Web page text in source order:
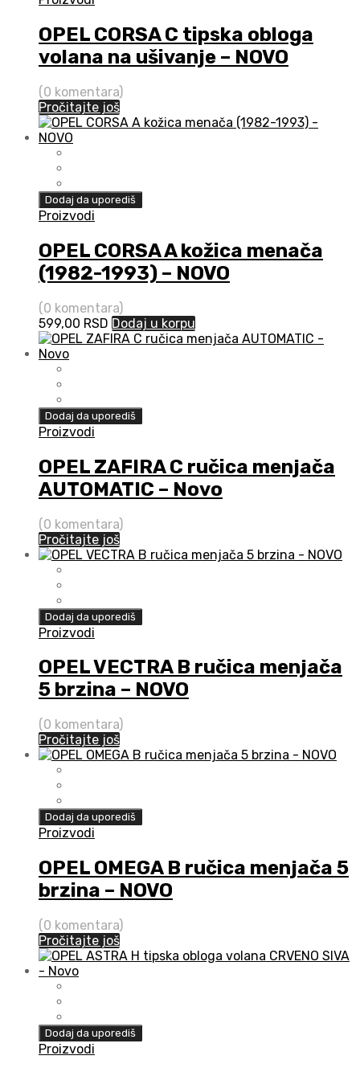
OPEL CORSA C tipska obloga
volana na ušivanje – NOVO
(0 komentara)
Pročitajte još
Dodaj da uporediš
Proizvodi
OPEL CORSA A kožica menača
(1982-1993) – NOVO
(0 komentara)
599,00 RSD Dodaj u korpu
Dodaj da uporediš
Proizvodi
OPEL ZAFIRA C ručica menjača
AUTOMATIC – Novo
(0 komentara)
Pročitajte još
Dodaj da uporediš
Proizvodi
OPEL VECTRA B ručica menjača
5 brzina – NOVO
(0 komentara)
Pročitajte još
Dodaj da uporediš
Proizvodi
OPEL OMEGA B ručica menjača 5
brzina – NOVO
(0 komentara)
Pročitajte još
Dodaj da uporediš
Proizvodi